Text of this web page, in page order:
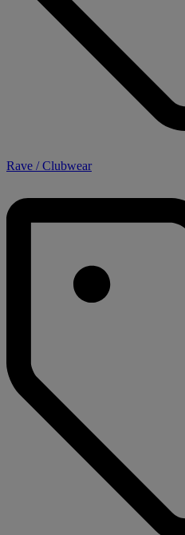
Rave / Clubwear